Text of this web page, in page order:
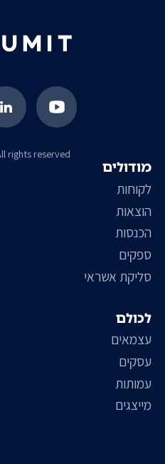
rights reserved
מודולים
לקוחות
הוצאות
הכנסות
ספקים
סליקת אשראי
לכולם
עצמאים
עסקים
עמותות
מייצגים